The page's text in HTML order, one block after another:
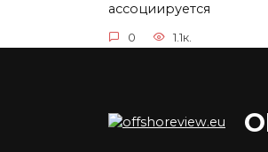
ассоциируется
0 1.1к.
Преимущества